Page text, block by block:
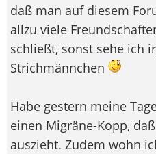
daß man auf diesem
allzu viele
schließt, sonst sehe ich
Strichmännchen
Habe gestern meine
einen Migräne-Kopp,
auszieht. Zudem wohn